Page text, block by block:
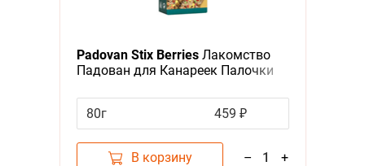
Padovan Stix BerriesЛакомство
Падован для Канареек Палочки
80г
459 ₽
В корзину – 1 +